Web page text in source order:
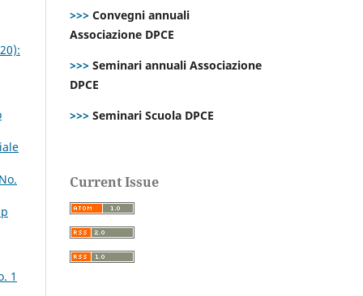
1
>>> Convegni annuali
Associazione DPCE
>>> Seminari annuali Associazione
DPCE
>>> Seminari Scuola DPCE
Current Issue